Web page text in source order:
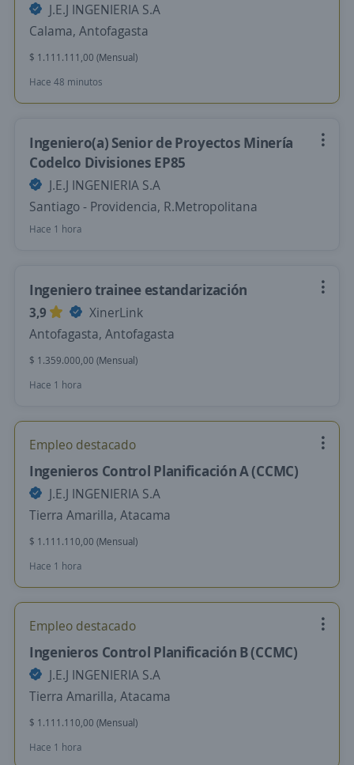
J.E.J INGENIERIA S.A
Calama, Antofagasta
$ 1.111.111,00 (Mensual)
Hace 48 minutos
Ingeniero(a) Senior de Proyectos Minería
Codelco Divisiones EP85
J.E.J INGENIERIA S.A
Santiago - Providencia, R.Metropolitana
Hace 1 hora
Ingeniero trainee estandarización
3,9
XinerLink
Antofagasta, Antofagasta
$ 1.359.000,00 (Mensual)
Hace 1 hora
Empleo destacado
Ingenieros Control Planificación A (CCMC)
J.E.J INGENIERIA S.A
Tierra Amarilla, Atacama
$ 1.111.110,00 (Mensual)
Hace 1 hora
Empleo destacado
Ingenieros Control Planificación B (CCMC)
J.E.J INGENIERIA S.A
Tierra Amarilla, Atacama
$ 1.111.110,00 (Mensual)
Hace 1 hora